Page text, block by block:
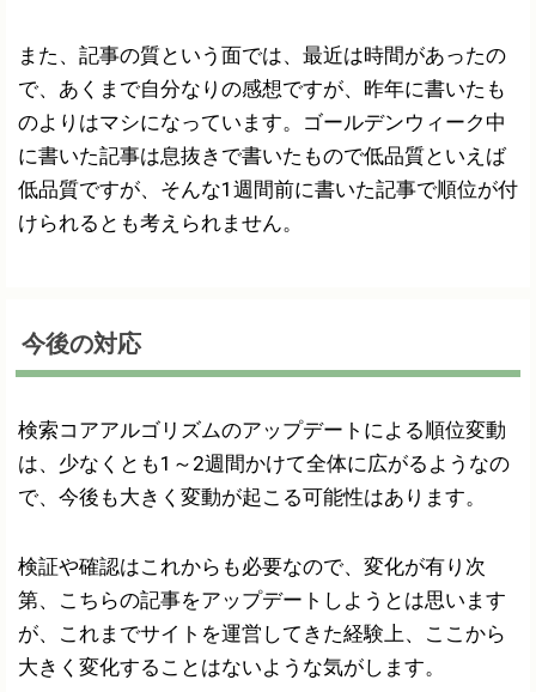
また、記事の質という面では、最近は時間があったの
で、あくまで自分なりの感想ですが、昨年に書いたも
のよりはマシになっています。ゴールデンウィーク中
に書いた記事は息抜きで書いたもので低品質といえば
低品質ですが、そんな1週間前に書いた記事で順位が付
けられるとも考えられません。
今後の対応
検索コアアルゴリズムのアップデートによる順位変動
は、少なくとも1～2週間かけて全体に広がるようなの
で、今後も大きく変動が起こる可能性はあります。
検証や確認はこれからも必要なので、変化が有り次
第、こちらの記事をアップデートしようとは思います
が、これまでサイトを運営してきた経験上、ここから
大きく変化することはないような気がします。